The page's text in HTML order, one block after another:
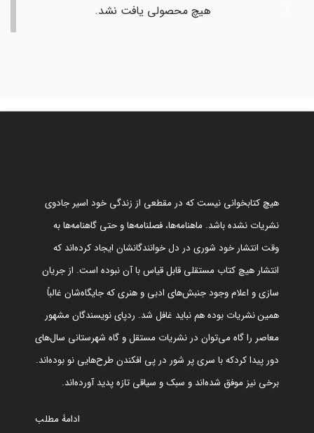
هیچ محصولی یافت نشد.
هیچ کتابخوانی نیست که در مقطعی از زندگی خود اسیر جادوی
نشریات نشده باشد. ماهنامه‌ها، فصلنامه‌ها و حتی گاهنامه‌ها به
وقت انتشار خود شوری در دل خوانندگانشان ایجاد کرده‌اند که
انتشار هیچ کتاب مستقلی قابل قیاس با آن نبوده است. از جریان
سازی و اعلام وجود جنبش‌های ادبی و هنری که جایگاه‌شان غالباً
همین نشریات بوده هم نباید غافل شد. ردپای نویسندگان مشهور
معاصر را گاه می‌توان در نشریات مستقل و گاه شهرستانی سال‌های
دور پیدا کردکه با سری پر شور در پی افکندن طرح‌هایی نو بوده‌اند.
برخی نیز موفق شده‌اند و سبک و سیاقی تازه پدید آورده‌اند.
ادامۀ مطلب